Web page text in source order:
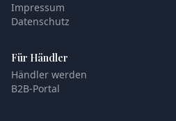
Impressum
Datenschutz
Für Händler
Händler werden
B2B-Portal